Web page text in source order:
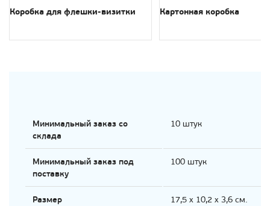
Коробка для флешки-визитки Картонная коробка
Минимальный заказ со
склада
10 штук
Минимальный заказ под
поставку
100 штук
Размер 17,5 х 10,2 х 3,6 см.